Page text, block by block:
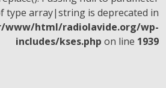
c
e
b
s
t
a
n
k
e
type array|string is deprecated in
www/html/radiolavide.org/wp-
includes/kses.php on line 1939